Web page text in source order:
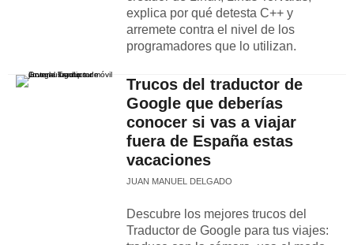
explica por qué detesta C++ y
arremete contra el nivel de los
programadores que lo utilizan.
Trucos del traductor de
Google que deberías
conocer si vas a viajar
fuera de España estas
vacaciones
JUAN MANUEL DELGADO
Descubre los mejores trucos del
Traductor de Google para tus viajes: